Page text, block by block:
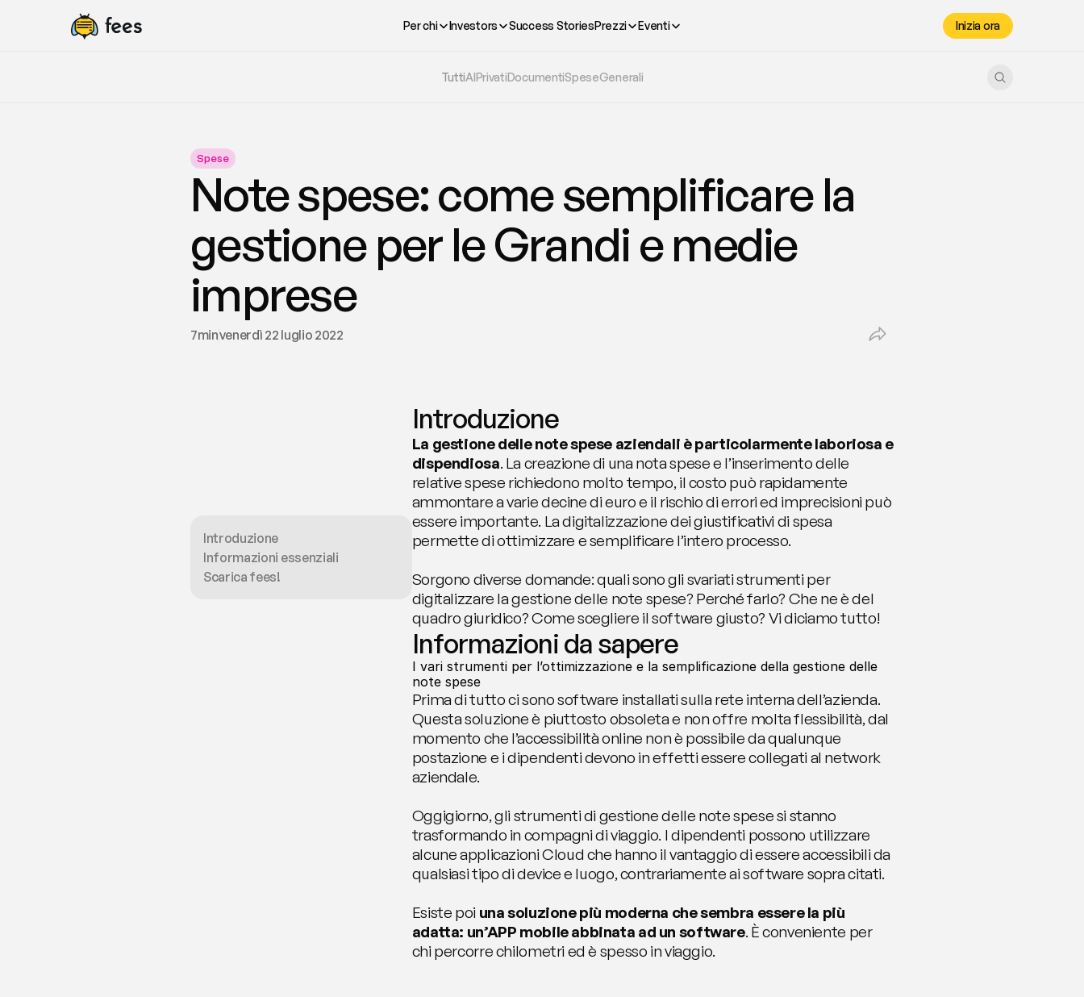
Per chi Investors Success StoriesPrezzi Eventi Inizia ora
TuttiAIPrivatiDocumentiSpeseGenerali
Spese
Note spese: come semplificare la
gestione per le Grandi e medie
imprese
7minvenerdì 22 luglio 2022
Introduzione
Informazioni essenziali
Scarica fees!
Introduzione
La gestione delle note spese aziendali è particolarmente laboriosa e
dispendiosa. La creazione di una nota spese e l’inserimento delle
relative spese richiedono molto tempo, il costo può rapidamente
ammontare a varie decine di euro e il rischio di errori ed imprecisioni può
essere importante. La digitalizzazione dei giustificativi di spesa
permette di ottimizzare e semplificare l’intero processo.
Sorgono diverse domande: quali sono gli svariati strumenti per
digitalizzare la gestione delle note spese? Perché farlo? Che ne è del
quadro giuridico? Come scegliere il software giusto? Vi diciamo tutto!
Informazioni da sapere
I vari strumenti per l’ottimizzazione e la semplificazione della gestione delle
note spese
Prima di tutto ci sono software installati sulla rete interna dell’azienda.
Questa soluzione è piuttosto obsoleta e non offre molta flessibilità, dal
momento che l’accessibilità online non è possibile da qualunque
postazione e i dipendenti devono in effetti essere collegati al network
aziendale.
Oggigiorno, gli strumenti di gestione delle note spese si stanno
trasformando in compagni di viaggio. I dipendenti possono utilizzare
alcune applicazioni Cloud che hanno il vantaggio di essere accessibili da
qualsiasi tipo di device e luogo, contrariamente ai software sopra citati.
Esiste poi una soluzione più moderna che sembra essere la più
adatta: un’APP mobile abbinata ad un software. È conveniente per
chi percorre chilometri ed è spesso in viaggio.